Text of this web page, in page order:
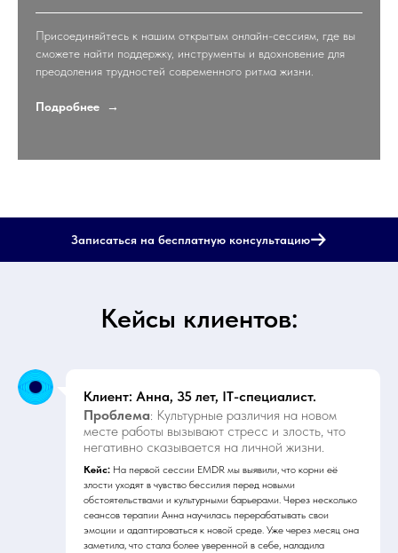
Присоединяйтесь к нашим открытым онлайн-сессиям, где вы
сможете найти поддержку, инструменты и вдохновение для
преодоления трудностей современного ритма жизни.
Подробнее
Записаться на бесплатную консультацию
Кейсы клиентов:
Клиент: Анна, 35 лет, IT-специалист.
Проблема: Культурные различия на новом
месте работы вызывают стресс и злость, что
негативно сказывается на личной жизни.
Кейс: На первой сессии EMDR мы выявили, что корни её
злости уходят в чувство бессилия перед новыми
обстоятельствами и культурными барьерами. Через несколько
сеансов терапии Анна научилась перерабатывать свои
эмоции и адаптироваться к новой среде. Уже через месяц она
заметила, что стала более уверенной в себе, наладила